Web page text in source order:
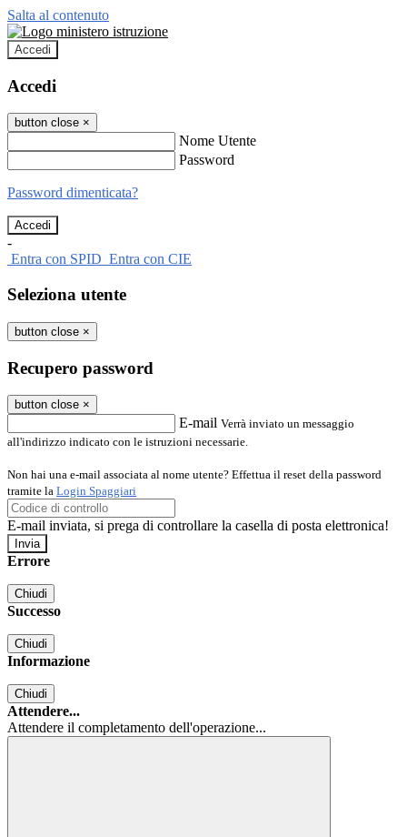
Salta al contenuto
Accedi
Accedi
button close ×
Nome Utente
Password
Password dimenticata?
-
Entra con SPID Entra con CIE
Seleziona utente
button close ×
Recupero password
button close ×
E-mail Verrà inviato un messaggio
all'indirizzo indicato con le istruzioni necessarie.
Non hai una e-mail associata al nome utente? Effettua il reset della password
tramite la Login Spaggiari
E-mail inviata, si prega di controllare la casella di posta elettronica!
Errore
Chiudi
Successo
Chiudi
Informazione
Chiudi
Attendere...
Attendere il completamento dell'operazione...